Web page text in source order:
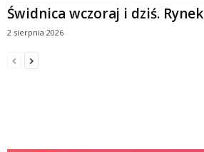
Świdnica wczoraj i dziś. Rynek
2 sierpnia 2026